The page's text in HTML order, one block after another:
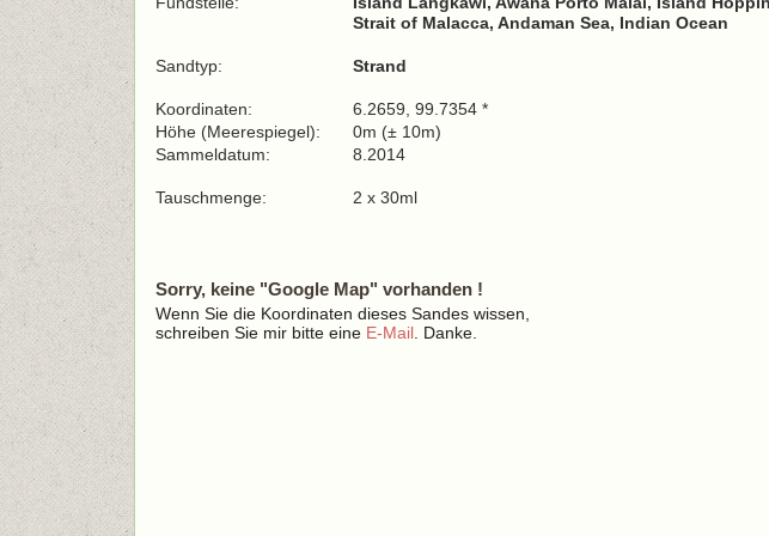
Strait of Malacca, Andaman Sea, Indian Ocean
Sandtyp: Strand
Koordinaten:
6.2659, 99.7354 *
Höhe (Meerespiegel):
0m (± 10m)
Sammeldatum:
8.2014
Tauschmenge: 2 x 30ml
Sorry, keine "Google Map" vorhanden !
Wenn Sie die Koordinaten dieses Sandes wissen,
schreiben Sie mir bitte eine E-Mail . Danke.